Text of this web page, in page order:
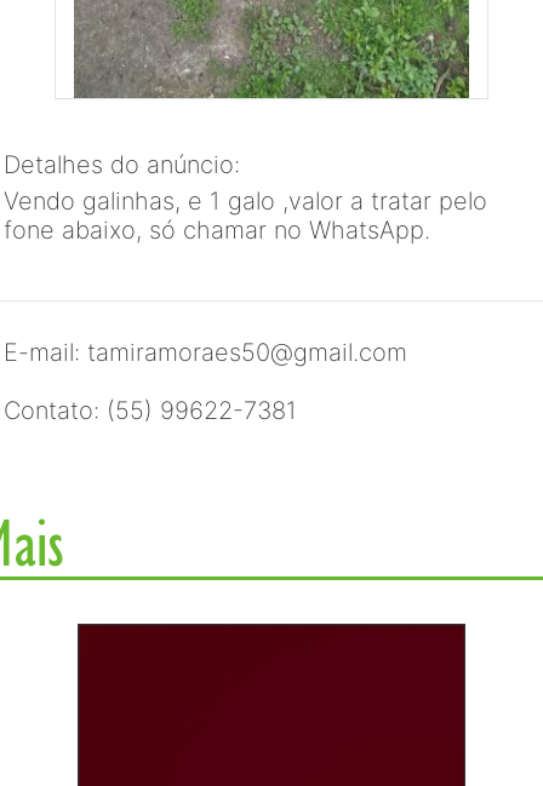
Detalhes do anúncio:
Vendo galinhas, e 1 galo ,valor a tratar pelo
fone abaixo, só chamar no WhatsApp.
E-mail: tamiramoraes50@gmail.com
Contato: (55) 99622-7381